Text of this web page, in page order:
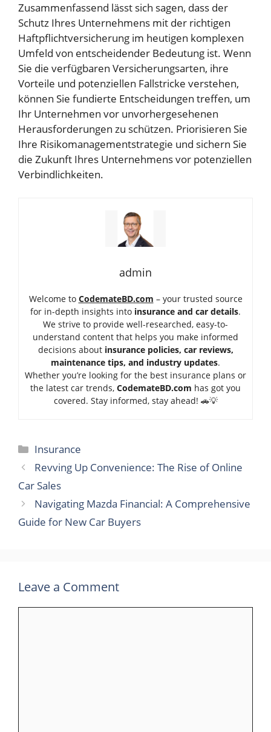
Zusammenfassend lässt sich sagen, dass der
Schutz Ihres Unternehmens mit der richtigen
Haftpflichtversicherung im heutigen komplexen
Umfeld von entscheidender Bedeutung ist. Wenn
Sie die verfügbaren Versicherungsarten, ihre
Vorteile und potenziellen Fallstricke verstehen,
können Sie fundierte Entscheidungen treffen, um
Ihr Unternehmen vor unvorhergesehenen
Herausforderungen zu schützen. Priorisieren Sie
Ihre Risikomanagementstrategie und sichern Sie
die Zukunft Ihres Unternehmens vor potenziellen
Verbindlichkeiten.
admin
Welcome to CodemateBD.com – your trusted source
for in-depth insights into insurance and car details.
We strive to provide well-researched, easy-to-
understand content that helps you make informed
decisions about insurance policies, car reviews,
maintenance tips, and industry updates.
Whether you’re looking for the best insurance plans or
the latest car trends, CodemateBD.com has got you
covered. Stay informed, stay ahead! 🚗💡
Categories
Insurance
Revving Up Convenience: The Rise of Online
Car Sales
Navigating Mazda Financial: A Comprehensive
Guide for New Car Buyers
Leave a Comment